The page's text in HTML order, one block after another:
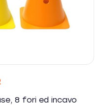
8 fori ed incavo